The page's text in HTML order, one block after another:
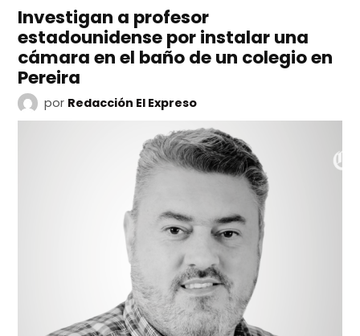
Investigan a profesor
estadounidense por instalar una
cámara en el baño de un colegio en
Pereira
por Redacción El Expreso